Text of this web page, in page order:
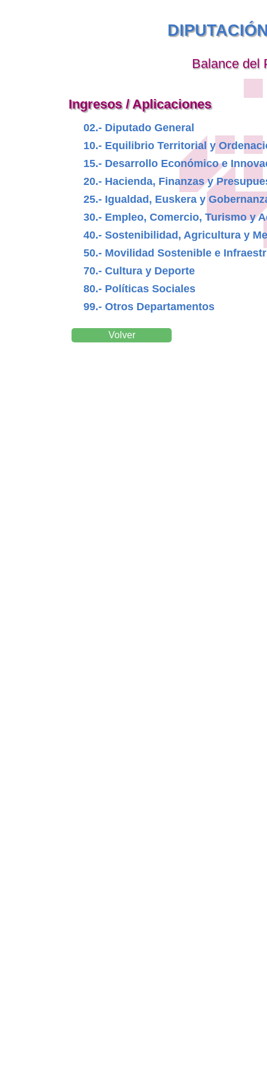
Balance del
Ingresos / Aplicaciones
02.- Diputado General
10.- Equilibrio Territorial y
15.- Desarrollo Económico e
20.- Hacienda, Finanzas y
25.- Igualdad, Euskera y
30.- Empleo, Comercio, Turismo y
40.- Sostenibilidad, Agricultura y
50.- Movilidad Sostenible e
70.- Cultura y Deporte
80.- Políticas Sociales
99.- Otros Departamentos
Volver